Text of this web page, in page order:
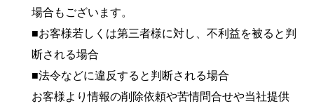
場合もございます。
■お客様若しくは第三者様に対し、不利益を被ると判
断される場合
■法令などに違反すると判断される場合
お客様より情報の削除依頼や苦情問合せや当社提供